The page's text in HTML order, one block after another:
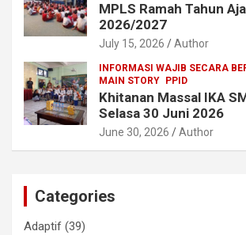
MPLS Ramah Tahun
2026/2027
July 15, 2026 Author
INFORMASI WAJIB SECARA
MAIN STORY
PPID
Khitanan Massal IKA
Selasa 30 Juni 2026
June 30, 2026 Author
Categories
Adaptif (39)